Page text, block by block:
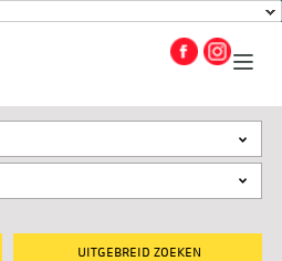
UITGEBREID ZOEKEN